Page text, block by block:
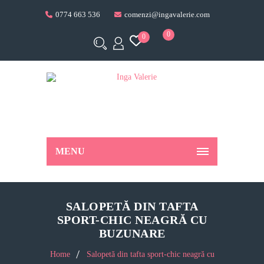
0774 663 536 comenzi@ingavalerie.com
0 0
MENU
SALOPETĂ DIN TAFTA
SPORT-CHIC NEAGRĂ CU
BUZUNARE
Home Salopetă din tafta sport-chic neagră cu